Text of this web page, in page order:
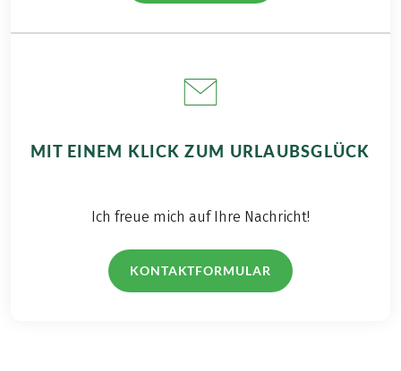
MIT EINEM KLICK ZUM URLAUBSGLÜCK
Ich freue mich auf Ihre Nachricht!
KONTAKTFORMULAR